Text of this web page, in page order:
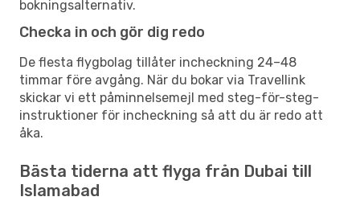
bokningsalternativ.
Checka in och gör dig redo
De flesta flygbolag tillåter incheckning 24–48
timmar före avgång. När du bokar via Travellink
skickar vi ett påminnelsemejl med steg-för-steg-
instruktioner för incheckning så att du är redo att
åka.
Bästa tiderna att flyga från Dubai till
Islamabad